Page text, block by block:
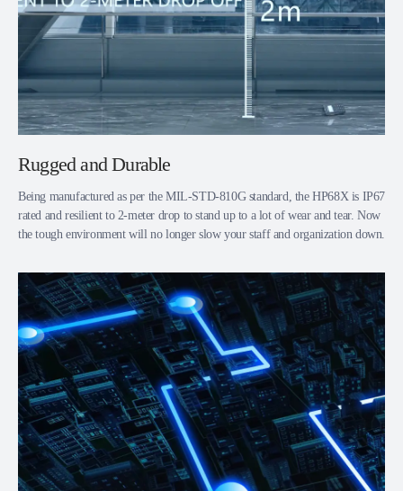
Rugged and Durable
Being manufactured as per the MIL-STD-810G standard, the HP68X is IP67
rated and resilient to 2-meter drop to stand up to a lot of wear and tear. Now
the tough environment will no longer slow your staff and organization down.